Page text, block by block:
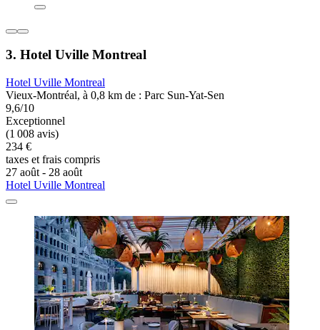
3. Hotel Uville Montreal
Hotel Uville Montreal
Vieux-Montréal, à 0,8 km de : Parc Sun-Yat-Sen
9,6/10
Exceptionnel
(1 008 avis)
234 €
taxes et frais compris
27 août - 28 août
Hotel Uville Montreal